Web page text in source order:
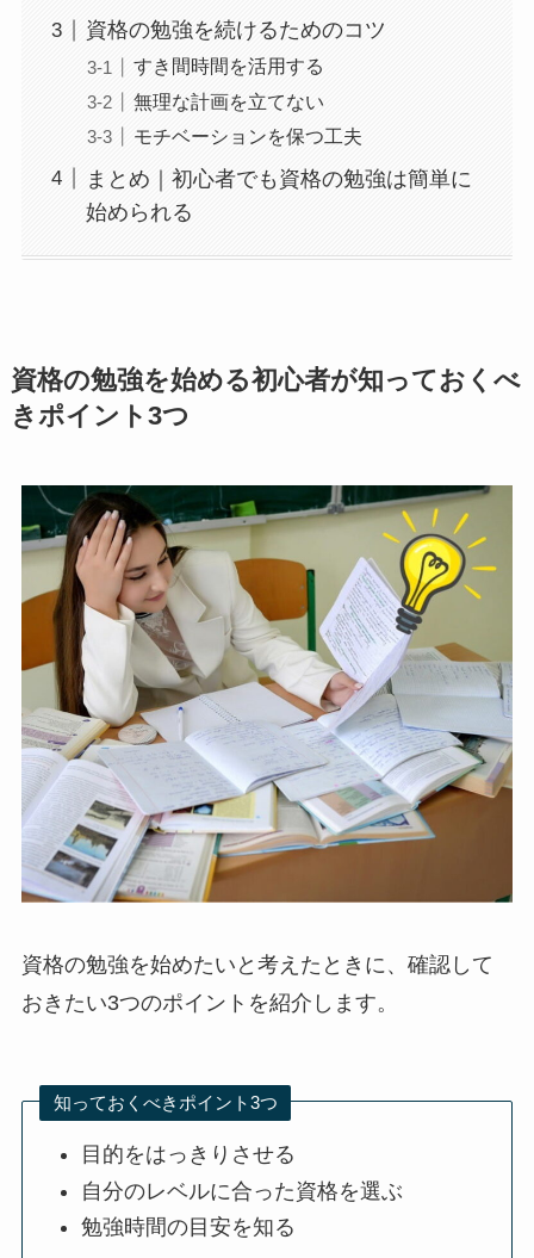
資格の勉強を続けるためのコツ
すき間時間を活用する
無理な計画を立てない
モチベーションを保つ工夫
まとめ｜初心者でも資格の勉強は簡単に
始められる
資格の勉強を始める初心者が知っておくべ
きポイント3つ
資格の勉強を始めたいと考えたときに、確認して
おきたい3つのポイントを紹介します。
知っておくべきポイント3つ
目的をはっきりさせる
自分のレベルに合った資格を選ぶ
勉強時間の目安を知る